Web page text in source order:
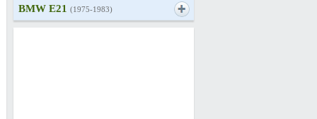
BMW E21 (1975-1983)